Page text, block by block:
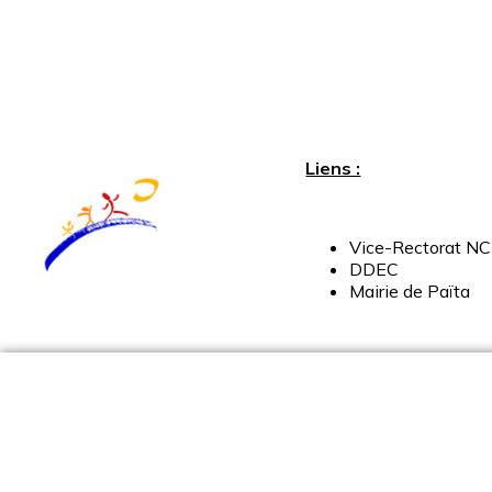
Liens :
Vice-Rectorat NC
DDEC
Mairiede Païta